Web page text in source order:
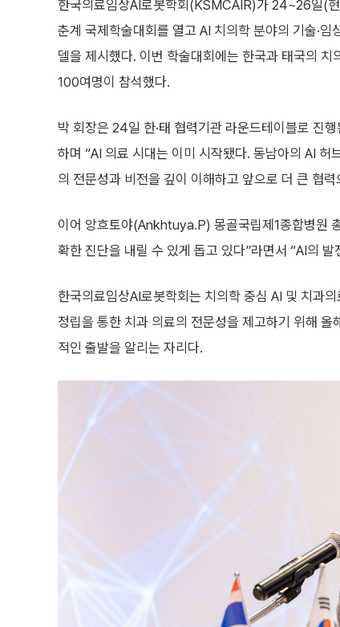
한국의료임상AI로봇학회(KSMCAIR)가 24~26일(
춘계 국제학술대회를 열고 AI 치의학 분야의 기술·임
델을 제시했다. 이번 학술대회에는 한국과 태국의 치
100여명이 참석했다.
박 회장은 24일 한·태 협력기관 라운드테이블로 진
하며 “AI 의료 시대는 이미 시작됐다. 동남아의 AI 허
의 전문성과 비전을 깊이 이해하고 앞으로 더 큰 협
이어 앙흐토야(Ankhtuya.P) 몽골국립제1종합병원
확한 진단을 내릴 수 있게 돕고 있다”라면서 “AI의
한국의료임상AI로봇학회는 치의학 중심 AI 및 치과
정립을 통한 치과 의료의 전문성을 제고하기 위해
적인 출발을 알리는 자리다.